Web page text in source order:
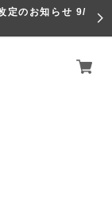
定のお知らせ 9/